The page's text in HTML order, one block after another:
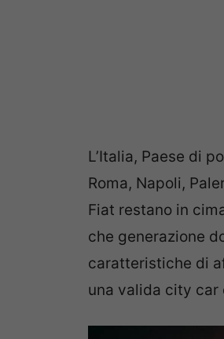
L’Italia, Paese di
Roma, Napoli,
Fiat restano in
che generazione
caratteristiche di
una valida city car